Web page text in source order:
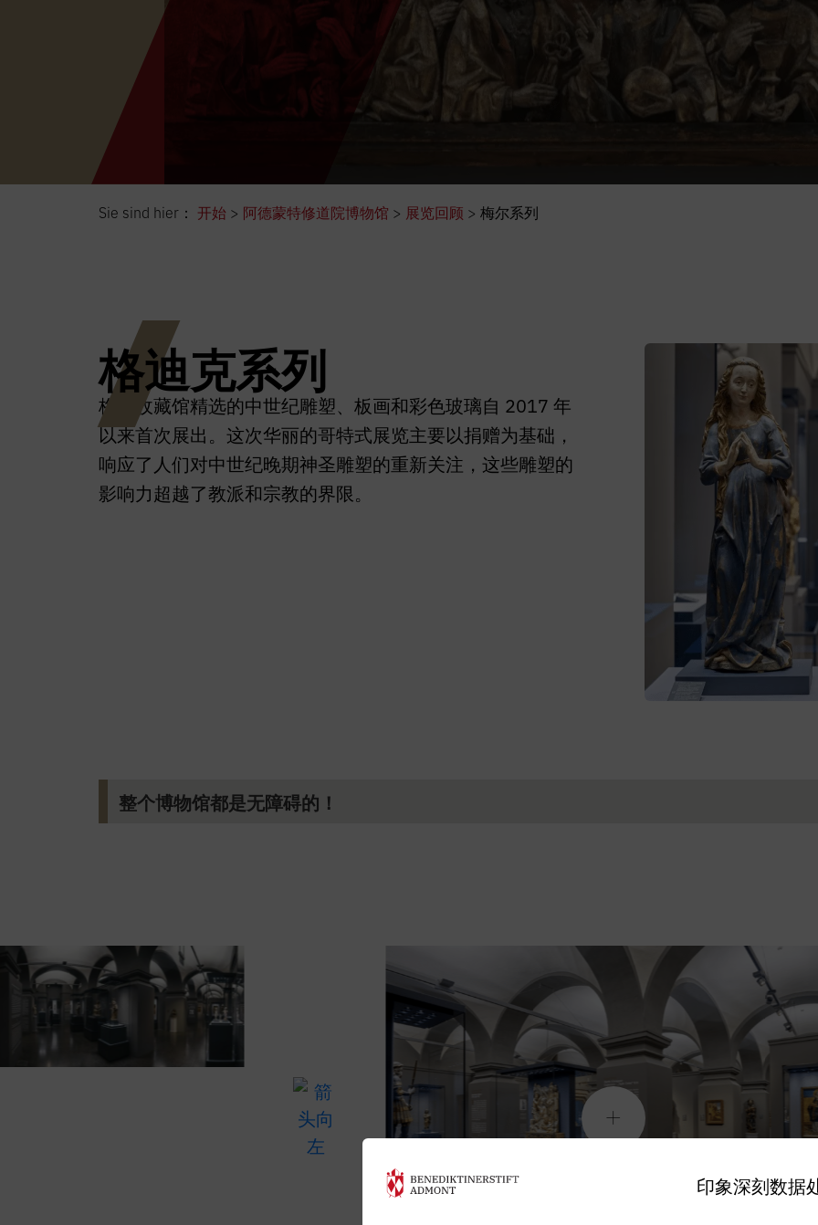
Sie sind hier： 开始 > 阿德蒙特修道院博物馆 > 展览回顾 > 梅尔系列
格迪克系列
梅耶收藏馆精选的中世纪雕塑、板画和彩色玻璃自 2017 年
以来首次展出。这次华丽的哥特式展览主要以捐赠为基础，
响应了人们对中世纪晚期神圣雕塑的重新关注，这些雕塑的
影响力超越了教派和宗教的界限。
整个博物馆都是无障碍的！
印象深刻数据